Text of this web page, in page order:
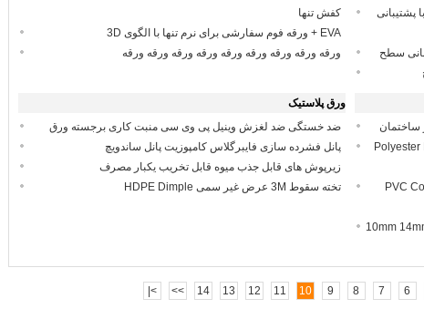
کفش تنها
EVA + ورقه فوم سفارشی برای نرم تنها با الگوی 3D
ورقه ورقه ورقه ورقه ورقه ورقه ورقه ورقه ورقه
اثاثه یا لوازم داخلی PU چرم مصنوعی، چرم مصنوعی PU با پشتیبانی
ورق پلاستیک
ضد خستگی ضد لغزش وینیل پی وی سی منبت کاری برجسته ورق
پانل فشرده سازی فایبرگلاس کامپوزیت پانل ساندویچ
زیرپوش های قابل جذب میوه قابل تخریب یکبار مصرف
تخته سقوط 3M عرض غیر سمی HDPE Dimple
ساختمان
100%
PVC
10mm
6
7
8
9
10
11
12
13
14
>>
>|